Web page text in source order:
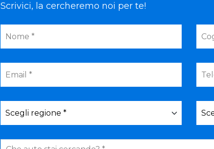
Scrivici, la cercheremo noi per te!